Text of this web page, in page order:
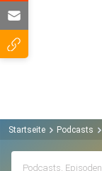
Startseite Podcasts